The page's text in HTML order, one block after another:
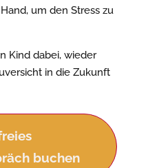
um den Stress zu
Kind dabei, wieder
in die Zukunft
buchen